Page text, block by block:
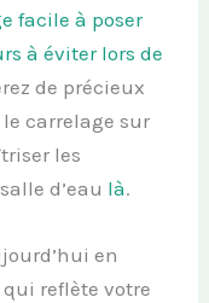
facile à poser
à éviter lors de
de précieux
carrelage sur
les
d’eau là.
en
reflète votre